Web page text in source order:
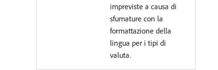
impreviste a causa di
sfumature con la
formattazione della
lingua per i tipi di
valuta.